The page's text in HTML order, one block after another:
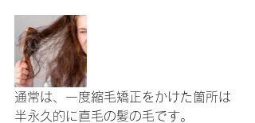
通常は、一度縮毛矯正をかけた箇所は
半永久的に直毛の髪の毛です。